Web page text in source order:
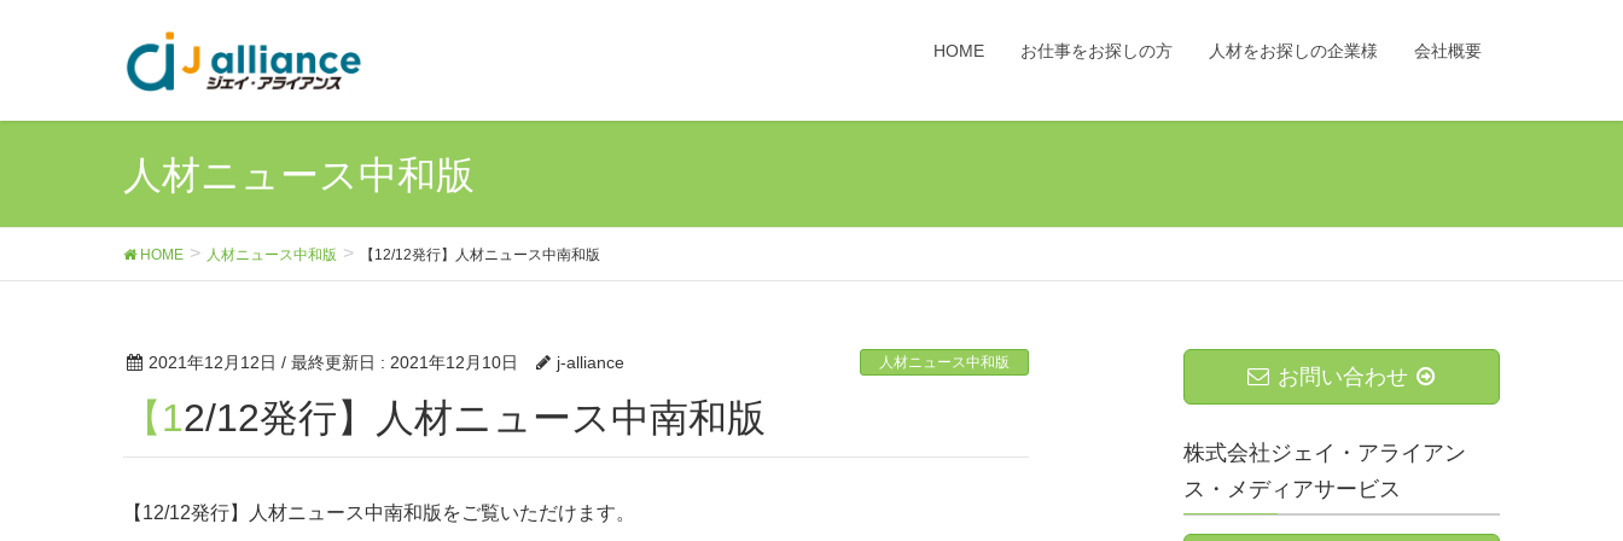
HOME お仕事をお探しの方 人材をお探しの企業様 会社概要
人材ニュース中和版
HOME 人材ニュース中和版 【12/12発行】人材ニュース中南和版
2021年12月12日 / 最終更新日 : 2021年12月10日 j-alliance 人材ニュース中和版
【12/12発行】人材ニュース中南和版
【12/12発行】人材ニュース中南和版をご覧いただけます。
お問い合わせ
株式会社ジェイ・アライアン
ス・メディアサービス